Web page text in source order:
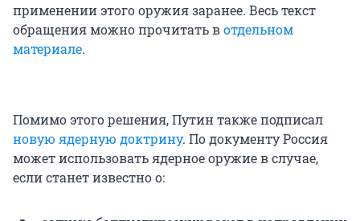
применении этого оружия заранее. Весь текст
обращения можно прочитать вотдельном
материале.
Помимо этого решения, Путин также подписал
новую ядерную доктрину. По документу Россия
может использовать ядерное оружие в случае,
если станет известно о: